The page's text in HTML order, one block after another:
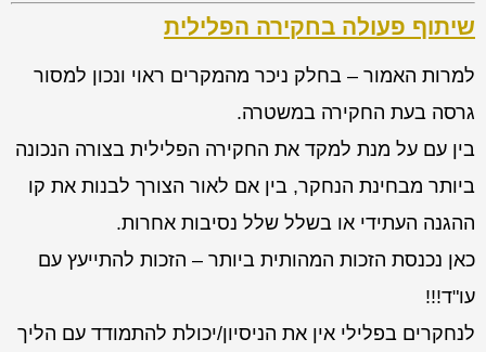
שיתוף פעולה בחקירה הפלילית
למרות האמור – בחלק ניכר מהמקרים ראוי ונכון למסור
גרסה בעת החקירה במשטרה.
בין עם על מנת למקד את החקירה הפלילית בצורה הנכונה
ביותר מבחינת הנחקר, בין אם לאור הצורך לבנות את קו
ההגנה העתידי או בשלל שלל נסיבות אחרות.
כאן נכנסת הזכות המהותית ביותר – הזכות להתייעץ עם
עו"ד!!!
לנחקרים בפלילי אין את הניסיון/יכולת להתמודד עם הליך